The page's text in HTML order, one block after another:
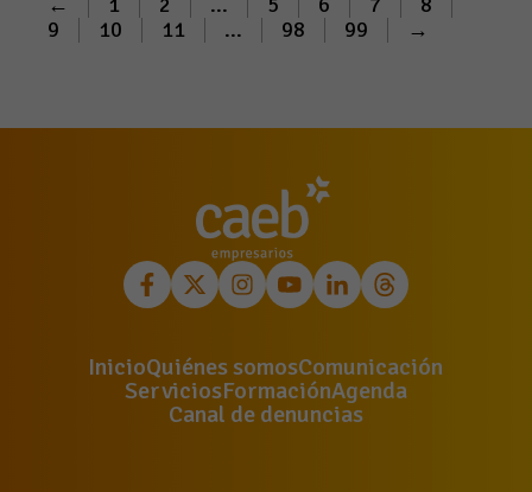
← 1 2 ... 5 6 7
8
9
10 11 ... 98 99 →
InicioQuiénes somosComunicación
ServiciosFormaciónAgenda
Canal de denuncias